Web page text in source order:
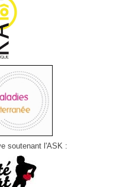
soutenant l'ASK :